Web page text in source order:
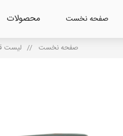
صفحه نخست محصولات
صفحه نخست / لیست